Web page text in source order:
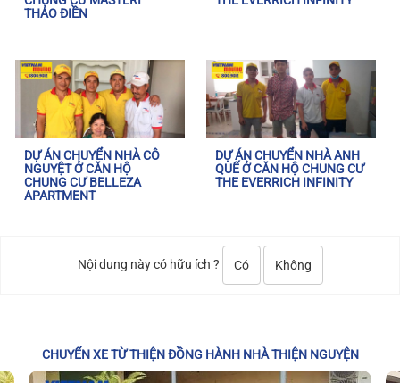
THẢO ĐIỀN
DỰ ÁN CHUYỂN NHÀ CÔ
NGUYỆT Ở CĂN HỘ
CHUNG CƯ BELLEZA
APARTMENT
DỰ ÁN CHUYỂN NHÀ ANH
QUẾ Ở CĂN HỘ CHUNG CƯ
THE EVERRICH INFINITY
Nội dung này có hữu ích ? Có Không
CHUYẾN XE TỪ THIỆN ĐỒNG HÀNH NHÀ THIỆN NGUYỆN